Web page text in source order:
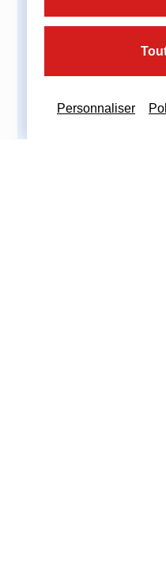
Personnaliser